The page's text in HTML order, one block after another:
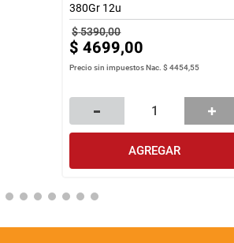
380Gr 12u
$5390,00
$ 4699,00
Precio sin impuestos Nac.$ 4454,55
AGREGAR